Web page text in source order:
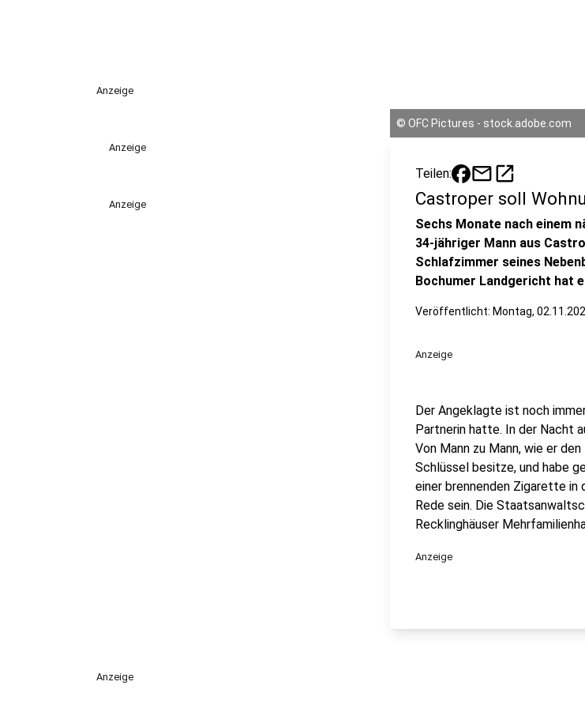
Anzeige
Anzeige
Anzeige
© OFC Pictures - stock.adobe.com
Teilen: mailopen_in_new
Castroper soll
Sechs Monate nach einem
34-jähriger Mann aus
Schlafzimmer seines
Bochumer Landgericht hat
Veröffentlicht: Montag,
Anzeige
Der Angeklagte ist noch
Partnerin hatte. In der Nacht
Von Mann zu Mann, wie er
Schlüssel besitze, und habe
einer brennenden Zigarette in
Rede sein. Die
Recklinghäuser
Anzeige
Anzeige